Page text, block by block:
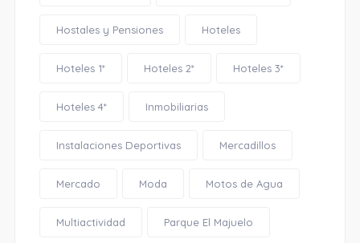
Hostales y Pensiones Hoteles
Hoteles 1* Hoteles 2* Hoteles 3*
Hoteles 4* Inmobiliarias
Instalaciones Deportivas Mercadillos
Mercado Moda Motos de Agua
Multiactividad Parque El Majuelo